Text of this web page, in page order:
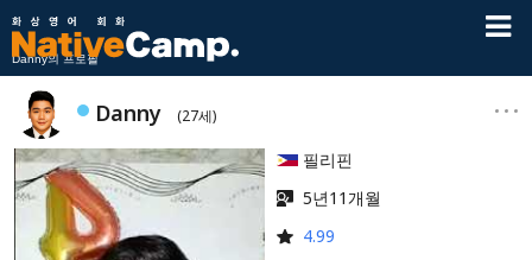
Danny의 프로필
Danny (27세)
필리핀
5년11개월
4.99